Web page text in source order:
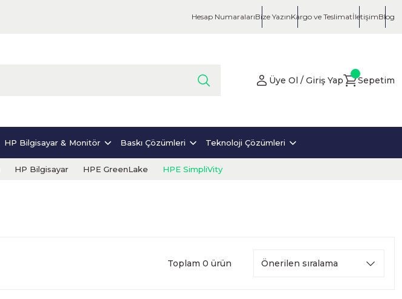
Hesap NumaralarıBize YazınKargo ve TeslimatİletişimBlog
Üye Ol / Giriş Yap Sepetim
HP Bilgisayar & Monitör Baskı Çözümleri Teknoloji Çözümleri
HP Bilgisayar HPE GreenLake HPE SimpliVity
Toplam 0 ürün